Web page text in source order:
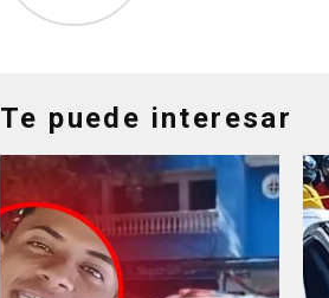
Te puede interesar